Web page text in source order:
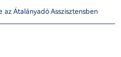
az Átalányadó Asszisztensben